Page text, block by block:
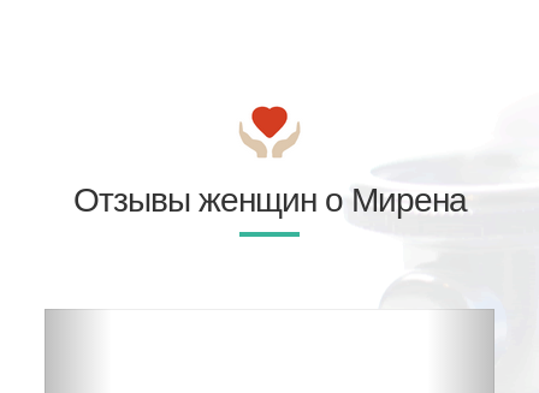
Отзывы женщин о Мирена